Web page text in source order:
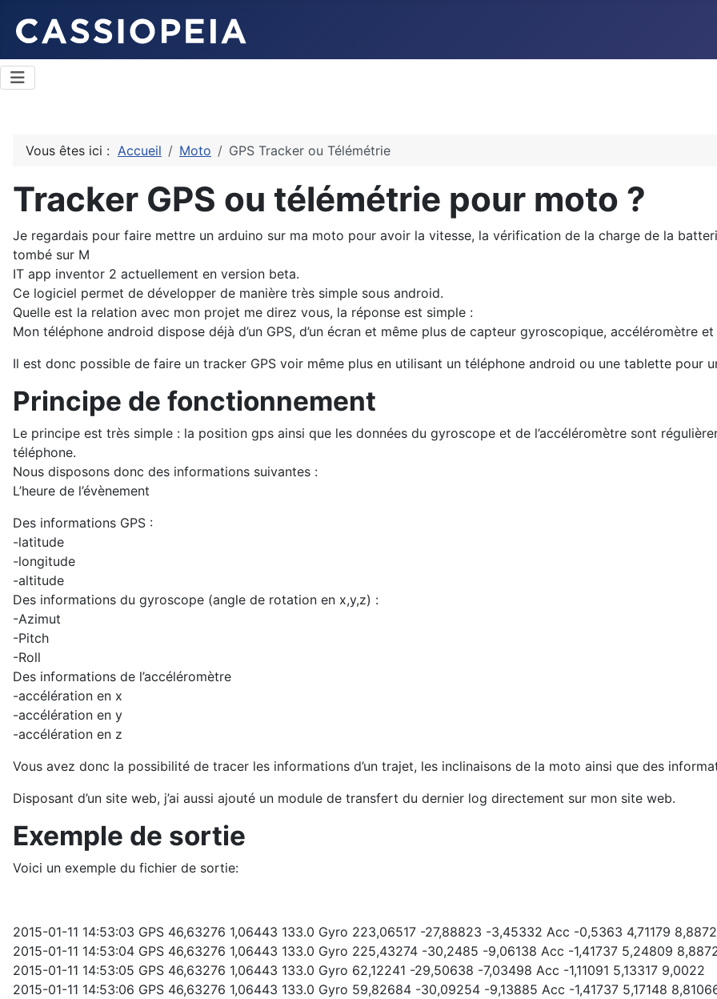
Vous êtes ici : Accueil Moto GPS Tracker ou Télémétrie
Tracker GPS ou télémétrie pour moto ?
Je regardais pour faire mettre un arduino sur ma moto pour avoir la vitesse, la vérification de la charge de la
tombé sur M
IT app inventor 2 actuellement en version beta.
Ce logiciel permet de développer de manière très simple sous android.
Quelle est la relation avec mon projet me direz vous, la réponse est simple :
Mon téléphone android dispose déjà d’un GPS, d’un écran et même plus de capteur gyroscopique, accéléromètre
Il est donc possible de faire un tracker GPS voir même plus en utilisant un téléphone android ou une tablette pour
Principe de fonctionnement
Le principe est très simple : la position gps ainsi que les données du gyroscope et de l’accéléromètre sont
téléphone.
Nous disposons donc des informations suivantes :
L’heure de l’évènement
Des informations GPS :
-latitude
-longitude
-altitude
Des informations du gyroscope (angle de rotation en x,y,z) :
-Azimut
-Pitch
-Roll
Des informations de l’accéléromètre
-accélération en x
-accélération en y
-accélération en z
Vous avez donc la possibilité de tracer les informations d’un trajet, les inclinaisons de la moto ainsi que des
Disposant d’un site web, j’ai aussi ajouté un module de transfert du dernier log directement sur mon site web.
Exemple de sortie
Voici un exemple du fichier de sortie:
2015-01-11 14:53:03 GPS 46,63276 1,06443 133.0 Gyro 223,06517 -27,88823 -3,45332 Acc -0,5363 4,71179
2015-01-11 14:53:04 GPS 46,63276 1,06443 133.0 Gyro 225,43274 -30,2485 -9,06138 Acc -1,41737 5,24809
2015-01-11 14:53:05 GPS 46,63276 1,06443 133.0 Gyro 62,12241 -29,50638 -7,03498 Acc -1,11091 5,13317 9,0022
2015-01-11 14:53:06 GPS 46,63276 1,06443 133.0 Gyro 59,82684 -30,09254 -9,13885 Acc -1,41737 5,17148